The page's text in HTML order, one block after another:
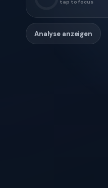
tap to focus
Analyse anzeigen